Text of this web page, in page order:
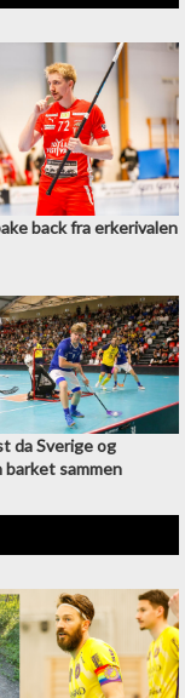
back fra erkerivalen
da Sverige og
barket sammen